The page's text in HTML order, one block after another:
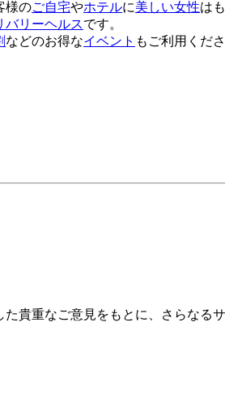
様のご自宅やホテルに美しい女性は
バリーヘルスです。
などのお得なイベント もご利用くだ
貴重なご意見をもとに、さらなる